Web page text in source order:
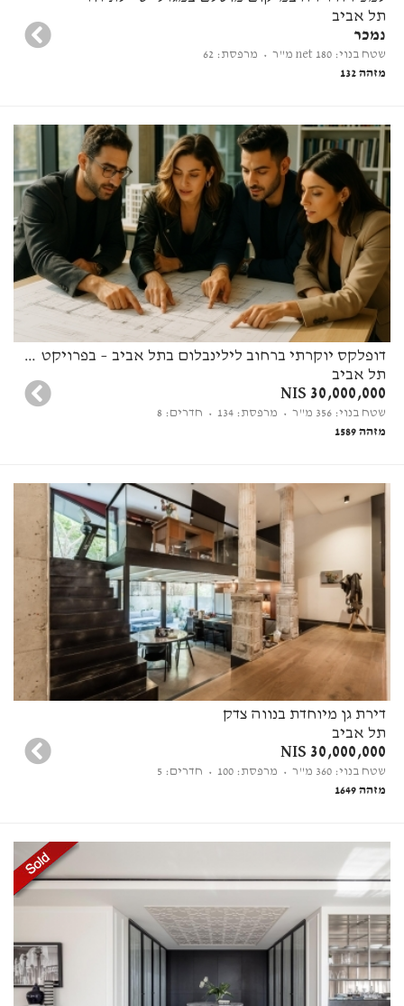
תל אביב
נמכר
שטח בנוי: 180 net מ"ר
• מרפסת: 62
מזהה 132
דופלקס יוקרתי ברחוב לילינבלום בתל אביב – בפרויקט בוטיק ייחודי
תל אביב
30,000,000 NIS
שטח בנוי: 356 מ"ר • מרפסת: 134
• חדרים: 8
מזהה 1589
דירת גן מיוחדת בנווה צדק
תל אביב
30,000,000 NIS
שטח בנוי: 360 מ"ר • מרפסת: 100
• חדרים: 5
מזהה 1649